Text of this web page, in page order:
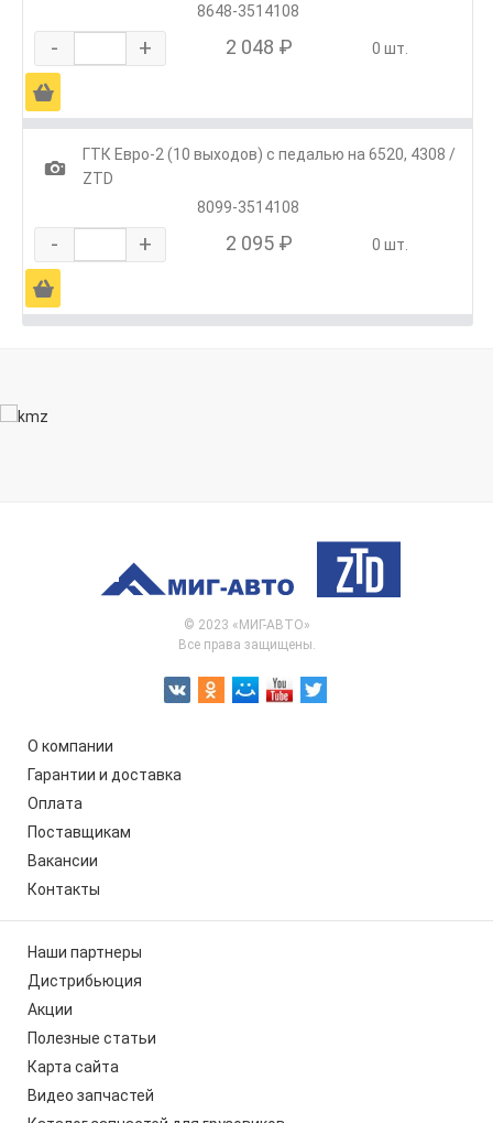
8648-3514108
- + 2 048 ₽ 0 шт.
Ä
1
ГТК Евро-2 (10 выходов) с педалью на 6520, 4308 /
ZTD
8099-3514108
- + 2 095 ₽ 0 шт.
Ä
© 2023 «МИГ-АВТО»
Все права защищены.
О компании
Гарантии и доставка
Оплата
Поставщикам
Вакансии
Контакты
Наши партнеры
Дистрибьюция
Акции
Полезные статьи
Карта сайта
Видео запчастей